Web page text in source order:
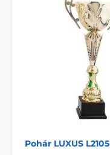
Pohár LUXUS L2105